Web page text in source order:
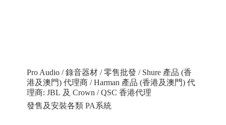
Pro Audio / 錄音器材 / 零售批發 / Shure 產品 (香
港及澳門) 代理商 / Harman 產品 (香港及澳門) 代
理商: JBL 及 Crown / QSC 香港代理
發售及安裝各類 PA系統